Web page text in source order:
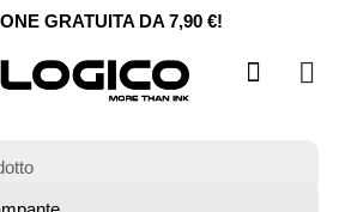
GRATUITA DA 7,90 €!